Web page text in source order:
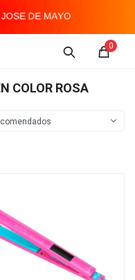
0
COLOR ROSA
MI CUENTA
Hogar